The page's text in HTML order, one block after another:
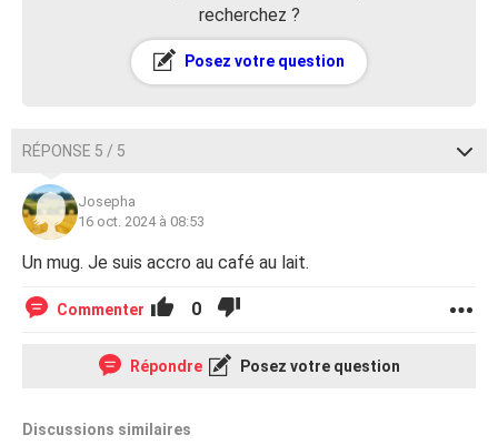
recherchez ?
Posez votre question
RÉPONSE 5 / 5
Josepha
16 oct. 2024 à 08:53
Un mug. Je suis accro au café au lait.
Commenter 0
Répondre Posez votre question
Discussions similaires